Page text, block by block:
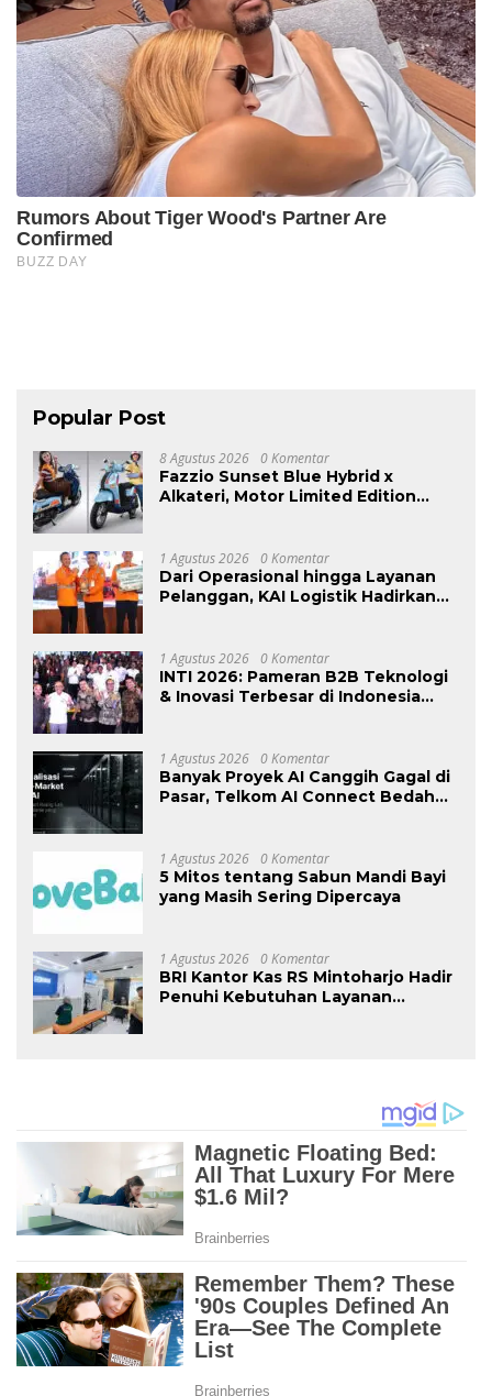
Popular Post
8 Agustus 2026 0 Komentar
Fazzio Sunset Blue Hybrid x
Alkateri, Motor Limited Edition
1 Agustus 2026 0 Komentar
Dari Operasional hingga Layanan
Pelanggan, KAI Logistik Hadirkan
1 Agustus 2026 0 Komentar
INTI 2026: Pameran B2B Teknologi
& Inovasi Terbesar di Indonesia
1 Agustus 2026 0 Komentar
Banyak Proyek AI Canggih Gagal di
Pasar, Telkom AI Connect Bedah
1 Agustus 2026 0 Komentar
5 Mitos tentang Sabun Mandi Bayi
yang Masih Sering Dipercaya
1 Agustus 2026 0 Komentar
BRI Kantor Kas RS Mintoharjo Hadir
Penuhi Kebutuhan Layanan